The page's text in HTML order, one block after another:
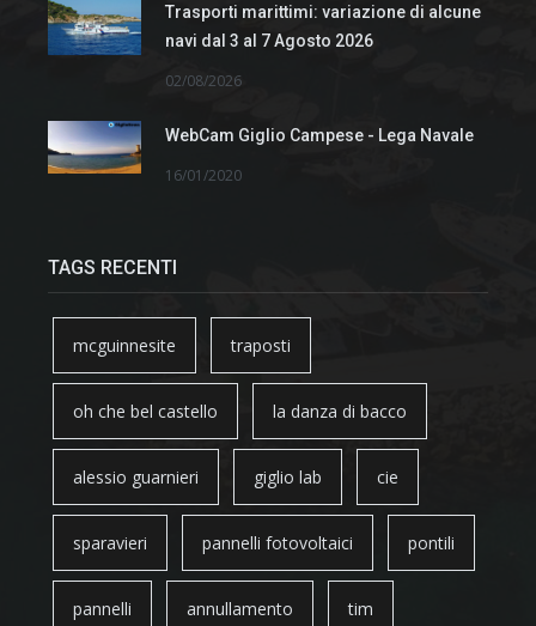
Trasporti marittimi: variazione di alcune
navi dal 3 al 7 Agosto 2026
02/08/2026
WebCam Giglio Campese - Lega Navale
16/01/2020
TAGS RECENTI
mcguinnesite traposti
oh che bel castello la danza di bacco
alessio guarnieri giglio lab cie
sparavieri pannelli fotovoltaici pontili
pannelli annullamento tim